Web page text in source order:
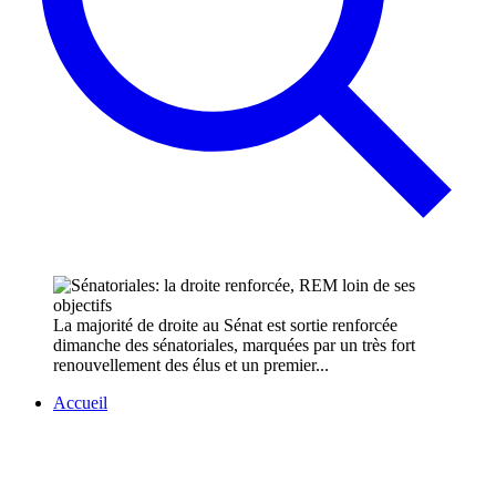
La majorité de droite au Sénat est sortie renforcée
dimanche des sénatoriales, marquées par un très fort
renouvellement des élus et un premier...
Accueil